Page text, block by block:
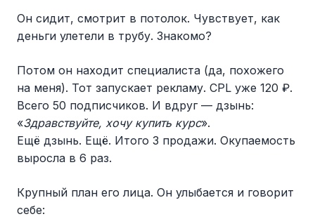
Он сидит, смотрит в потолок. Чувствует, как
деньги улетели в трубу. Знакомо?
Потом он находит специалиста (да, похожего
на меня). Тот запускает рекламу. CPL уже 120 ₽.
Всего 50 подписчиков. И вдруг — дзынь:
«Здравствуйте, хочу купить курс».
Ещё дзынь. Ещё. Итого 3 продажи. Окупаемость
выросла в 6 раз.
Крупный план его лица. Он улыбается и говорит
себе: